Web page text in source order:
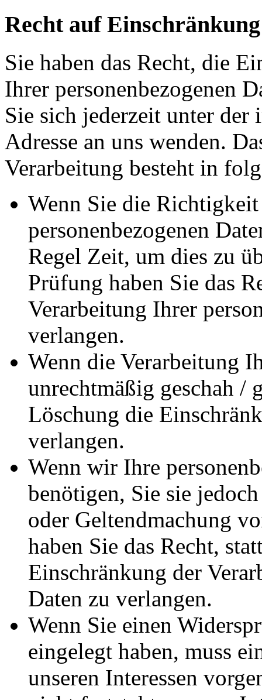
Recht auf
Sie haben das Recht, die
Ihrer personenbezogenen
Sie sich jederzeit unter der
Adresse an uns wenden.
Verarbeitung besteht in
Wenn Sie die
personenbezogenen
Regel Zeit, um dies zu
Prüfung haben Sie das
Verarbeitung Ihrer
verlangen.
Wenn die Verarbeitung
unrechtmäßig geschah /
Löschung die
verlangen.
Wenn wir Ihre
benötigen, Sie sie
oder Geltendmachung
haben Sie das Recht,
Einschränkung der
Daten zu verlangen.
Wenn Sie einen
eingelegt haben, muss
unseren Interessen